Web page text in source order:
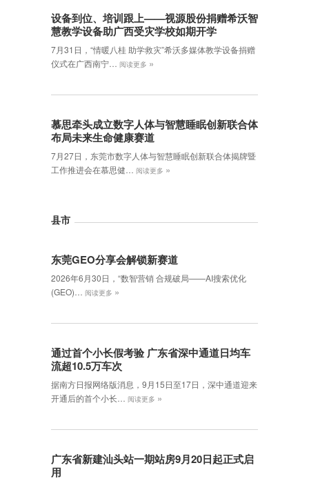
设备到位、培训跟上——视源股份捐赠希沃智
慧教学设备助广西受灾学校如期开学
7月31日，“情暖八桂 助学救灾”希沃多媒体教学设备捐赠
仪式在广西南宁…
阅读更多 »
慕思牵头成立数字人体与智慧睡眠创新联合体
布局未来生命健康赛道
7月27日，东莞市数字人体与智慧睡眠创新联合体揭牌暨
工作推进会在慕思健…
阅读更多 »
县市
东莞GEO分享会解锁新赛道
2026年6月30日，‌“数智营销 合规破局——AI搜索优化
(GEO)…
阅读更多 »
通过首个小长假考验 广东省深中通道日均车
流超10.5万车次
据南方日报网络版消息，9月15日至17日，深中通道迎来
开通后的首个小长…
阅读更多 »
广东省新建汕头站一期站房9月20日起正式启
用